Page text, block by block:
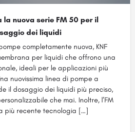
la nuova serie FM 50 per il
dei liquidi
completamente nuova, KNF
per liquidi che offrono una
ideali per le applicazioni più
nuovissima linea di pompe a
il dosaggio dei liquidi più preciso,
che mai. Inoltre, l’FM
più recente tecnologia […]